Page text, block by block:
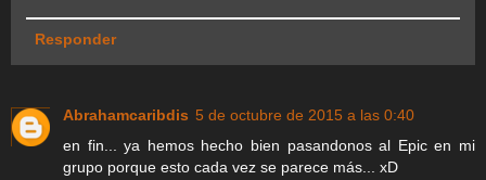
Responder
Abrahamcaribdis 5 de octubre de 2015 a las 0:40
en fin... ya hemos hecho bien pasandonos al Epic en mi
grupo porque esto cada vez se parece más... xD